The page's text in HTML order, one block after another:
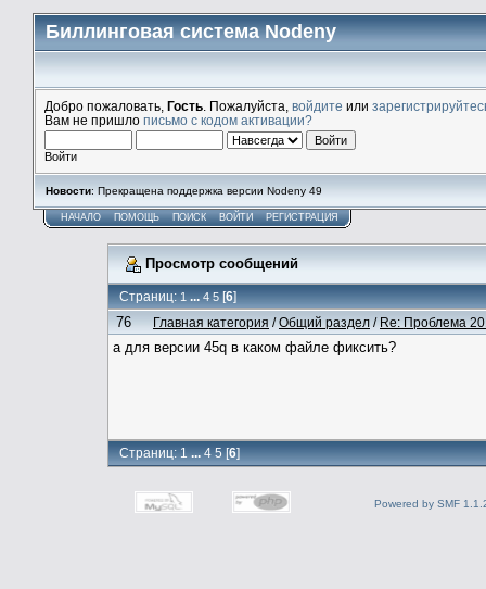
Биллинговая система Nodeny
Добро пожаловать, Гость . Пожалуйста, войдите или
Вам не пришло письмо с кодом активации?
Войти
Новости: Прекращена поддержка версии Nodeny 49
НАЧАЛО ПОМОЩЬ ПОИСК ВОЙТИ РЕГИСТРАЦИЯ
Просмотр сообщений
Страниц:1 ...4 5[6]
76 Главная категория /Общий раздел / Re: Проблема
а для версии 45q в каком файле фиксить?
Страниц:1 ...4 5[6]
Powered by SMF